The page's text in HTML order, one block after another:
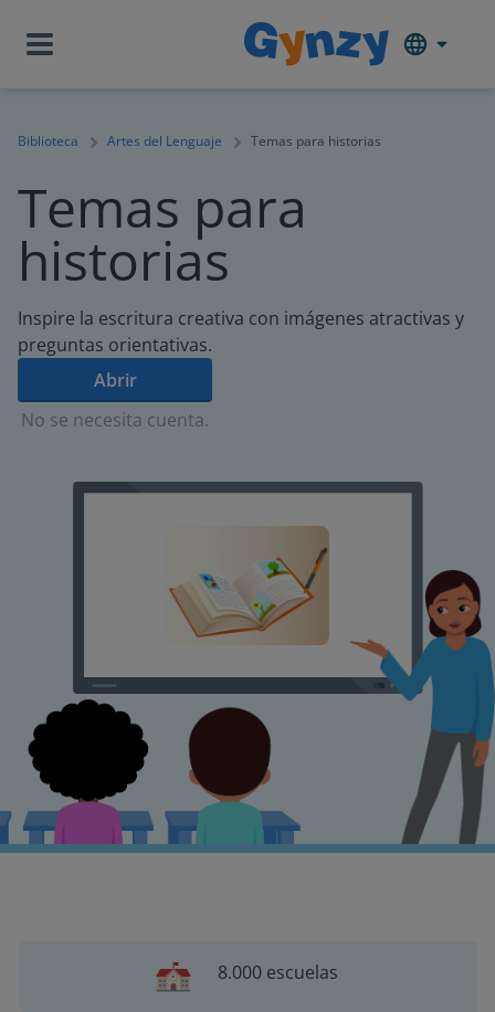
Biblioteca Artes del Lenguaje Temas para historias
Temas para
historias
Inspire la escritura creativa con imágenes atractivas y
preguntas orientativas.
Abrir
No se necesita cuenta.
8.000 escuelas